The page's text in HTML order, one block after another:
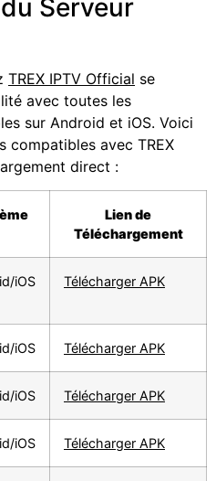
Serveur
TREX IPTV Official se
avec toutes les
sur Android et iOS. Voici
compatibles avec TREX
direct :
Lien de
Téléchargement
iOS Télécharger APK
iOS Télécharger APK
iOS Télécharger APK
iOS Télécharger APK